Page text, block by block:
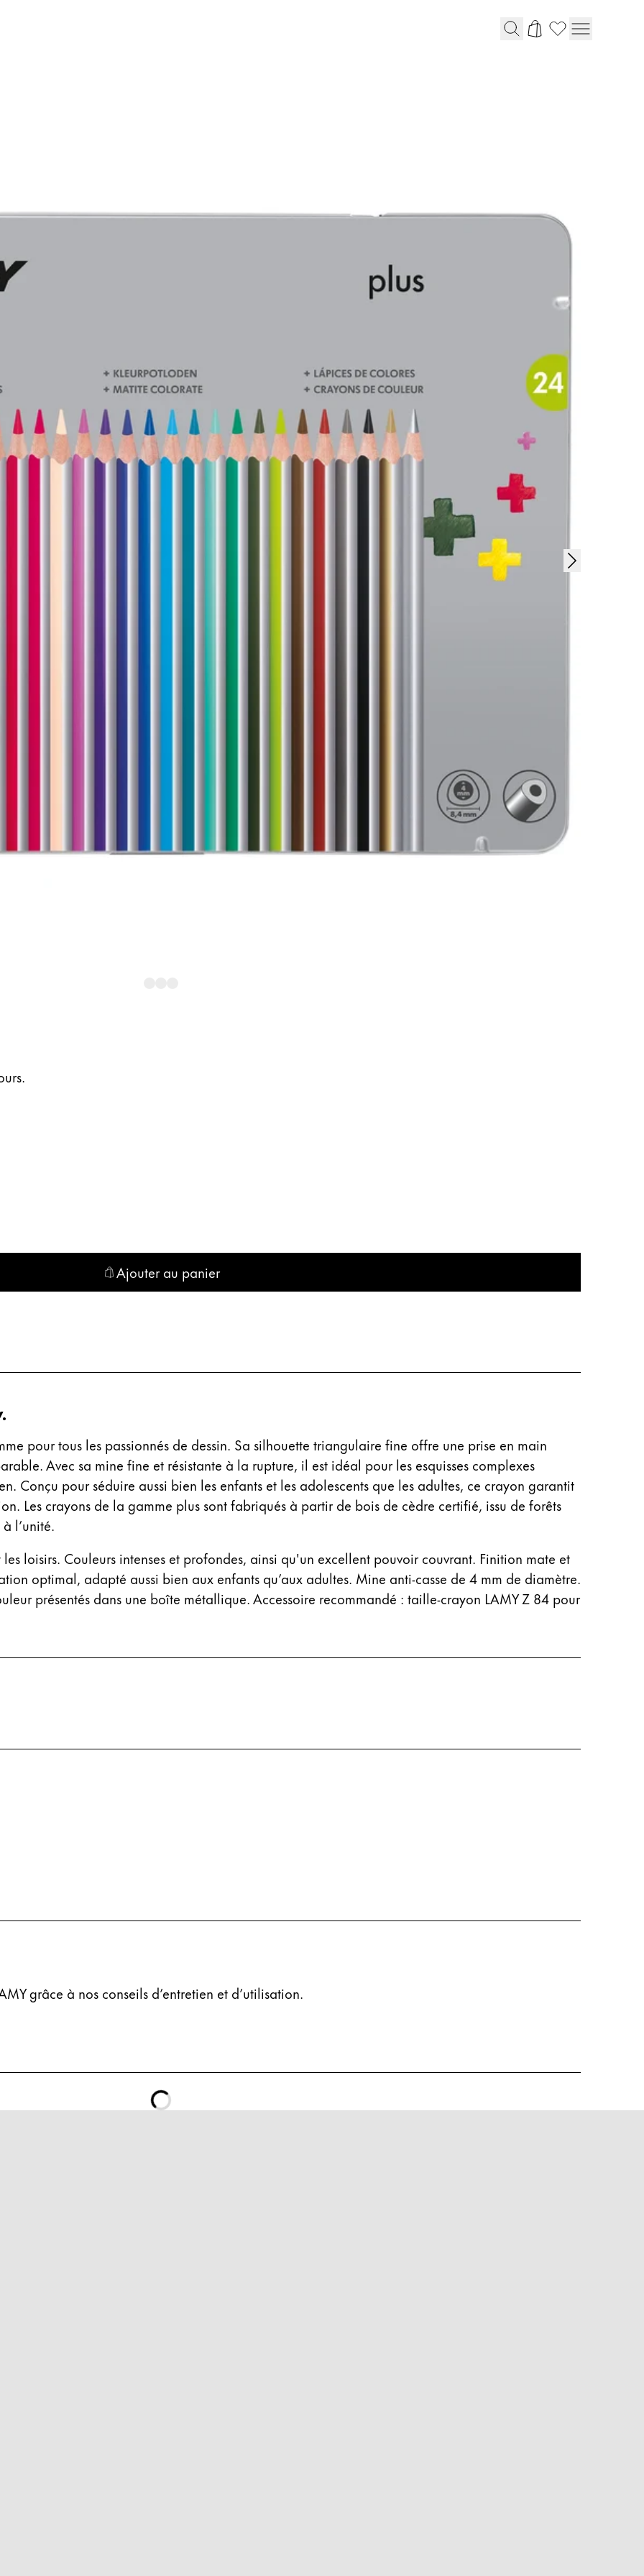
pas vendu.
proposées par Lamy.
par Lamy.
proposées par Lamy.
par Lamy.
par Lamy.
Ajouter au panier
pour tous les passionnés de dessin. Sa silhouette triangulaire fine offre une prise en main
Avec sa mine fine et résistante à la rupture, il est idéal pour les esquisses complexes
Conçu pour séduire aussi bien les enfants et les adolescents que les adultes, ce crayon garantit
Les crayons de la gamme plus sont fabriqués à partir de bois de cèdre certifié, issu de forêts
l’unité.
loisirs. Couleurs intenses et profondes, ainsi qu'un excellent pouvoir couvrant. Finition mate et
optimal, adapté aussi bien aux enfants qu’aux adultes. Mine anti-casse de 4 mm de diamètre.
présentés dans une boîte métallique. Accessoire recommandé : taille-crayon LAMY Z 84 pour
grâce à nos conseils d’entretien et d’utilisation.